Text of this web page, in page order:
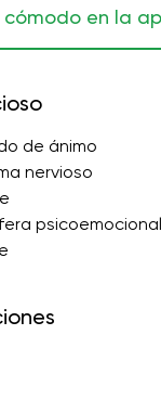
cómodo en la
de ánimo
nervioso
psicoemocional